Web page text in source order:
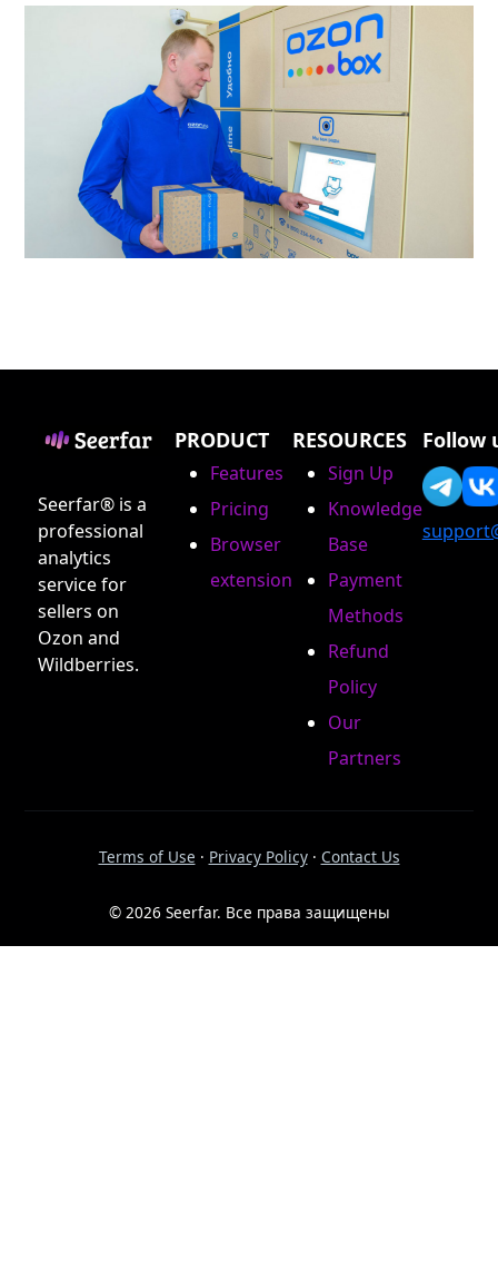
Seerfar® is a
professional
analytics
service for
sellers on
Ozon and
Wildberries.
PRODUCT
Features
Pricing
Browser
extension
RESOURCES
Sign Up
Knowledge
Base
Payment
Methods
Refund
Policy
Our
Partners
Follow
Terms of Use · Privacy Policy· Contact Us
© 2026 Seerfar. Все права защищены